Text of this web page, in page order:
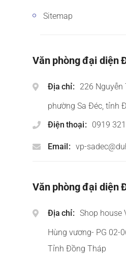
Sitemap
Văn phòng đại diện
Địa chỉ
226 Nguyễn
phường Sa Đéc, tỉnh
Điện thoại
0919
Email vp-
Văn phòng đại diện
Địa chỉ
Shop house
Hùng vương- PG 02-
Tỉnh Đồng Tháp